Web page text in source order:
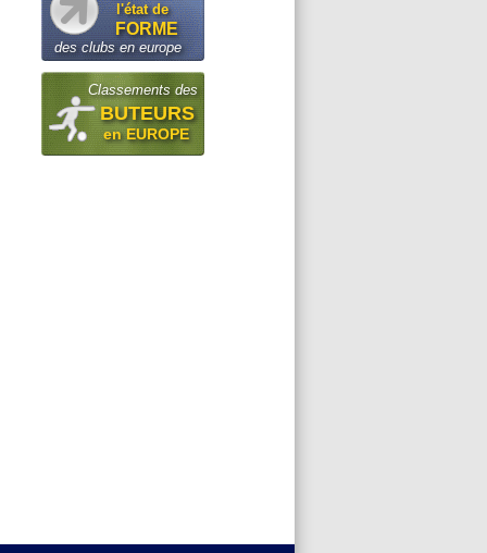
l'état de
FORME
des clubs en europe
Classements des
BUTEURS
en EUROPE